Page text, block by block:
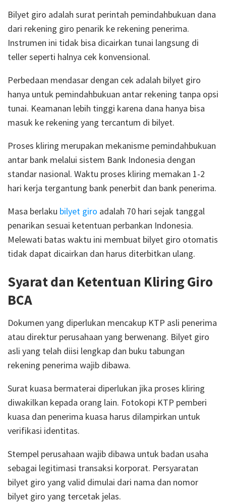
Bilyet giro adalah surat perintah pemindahbukuan dana
dari rekening giro penarik ke rekening penerima.
Instrumen ini tidak bisa dicairkan tunai langsung di
teller seperti halnya cek konvensional.
Perbedaan mendasar dengan cek adalah bilyet giro
hanya untuk pemindahbukuan antar rekening tanpa opsi
tunai. Keamanan lebih tinggi karena dana hanya bisa
masuk ke rekening yang tercantum di bilyet.
Proses kliring merupakan mekanisme pemindahbukuan
antar bank melalui sistem Bank Indonesia dengan
standar nasional. Waktu proses kliring memakan 1-2
hari kerja tergantung bank penerbit dan bank penerima.
Masa berlaku bilyet giro adalah 70 hari sejak tanggal
penarikan sesuai ketentuan perbankan Indonesia.
Melewati batas waktu ini membuat bilyet giro otomatis
tidak dapat dicairkan dan harus diterbitkan ulang.
Syarat dan Ketentuan Kliring Giro
BCA
Dokumen yang diperlukan mencakup KTP asli penerima
atau direktur perusahaan yang berwenang. Bilyet giro
asli yang telah diisi lengkap dan buku tabungan
rekening penerima wajib dibawa.
Surat kuasa bermaterai diperlukan jika proses kliring
diwakilkan kepada orang lain. Fotokopi KTP pemberi
kuasa dan penerima kuasa harus dilampirkan untuk
verifikasi identitas.
Stempel perusahaan wajib dibawa untuk badan usaha
sebagai legitimasi transaksi korporat. Persyaratan
bilyet giro yang valid dimulai dari nama dan nomor
bilyet giro yang tercetak jelas.